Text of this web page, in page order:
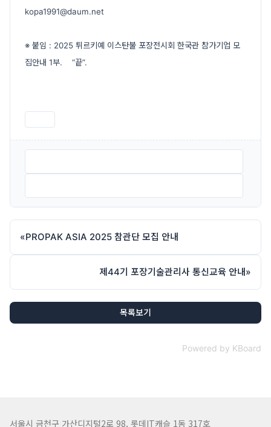
kopa1991@daum.net
※ 붙임 : 2025 튀르키예 이스탄불 포장전시회 한국관 참가기업 모
집안내 1부. “끝”.
«PROPAK ASIA 2025 참관단 모집 안내
제44기 포장기술관리사 통신교육 안내»
목록보기
Powered by KBoard
서울시 금천구 가산디지털2로 98, 롯데IT캐슬 1동 317호